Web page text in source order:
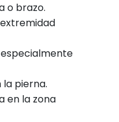
o brazo.
la pierna.
en la zona